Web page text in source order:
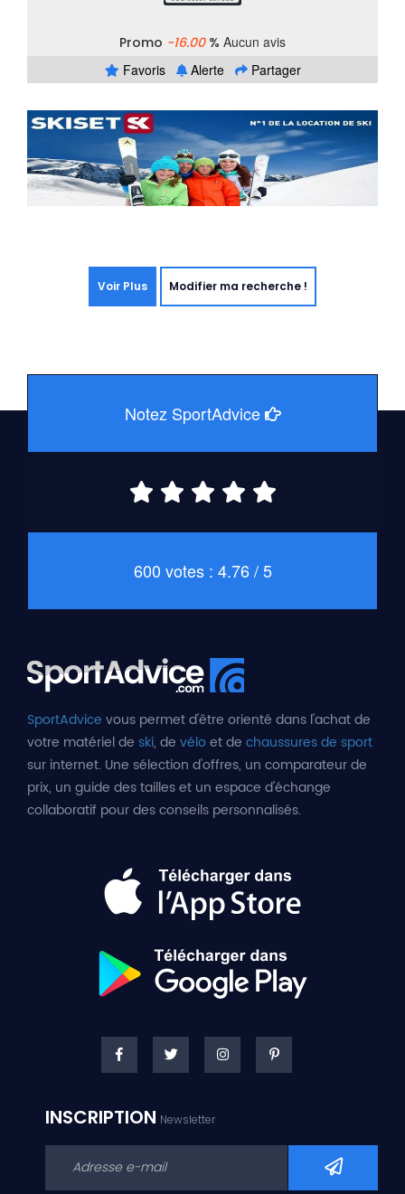
Promo -16.00% Aucun avis
Favoris
Alerte Partager
Voir Plus Modifier ma recherche !
Notez SportAdvice
600 votes : 4.76 / 5
SportAdvice vous permet d'être orienté dans l'achat de
votre matériel de ski, de véloet de chaussures de sport
sur internet. Une sélection d'offres, un comparateur de
prix, un guide des tailles et un espace d'échange
collaboratif pour des conseils personnalisés.
INSCRIPTION Newsletter